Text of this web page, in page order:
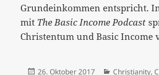
Grundeinkommen entspricht.
mit The Basic Income Podcast
Christentum und Basic Income
Veröffentlicht
26. Oktober 2017 Kategorien
Christianity,